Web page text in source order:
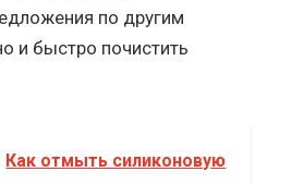
по другим
и быстро почистить
Как отмыть силиконовую